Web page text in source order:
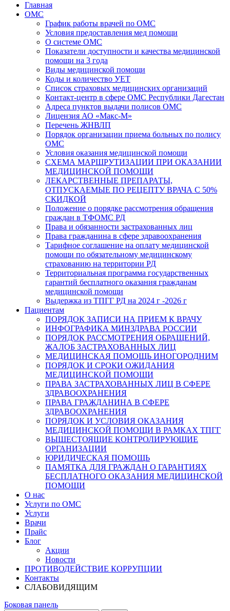
Главная
ОМС
График работы врачей по ОМС
Условия предоставления мед помощи
О системе ОМС
Показатели доступности и качества медицинской
помощи на 3 года
Виды медицинской помощи
Коды и количество УЕТ
Список страховых медицинских организаций
Контакт-центр в сфере ОМС Республики Дагестан
Адреса пунктов выдачи полисов ОМС
Лицензия АО «Макс-М»
Перечень ЖНВЛП
Порядок организации приема больных по полису
ОМС
Условия оказания медицинской помощи
СХЕМА МАРШРУТИЗАЦИИ ПРИ ОКАЗАНИИ
МЕДИЦИНСКОЙ ПОМОЩИ
ЛЕКАРСТВЕННЫЕ ПРЕПАРАТЫ,
ОТПУСКАЕМЫЕ ПО РЕЦЕПТУ ВРАЧА С 50%
СКИДКОЙ
Положение о порядке рассмотрения обращения
граждан в ТФОМС РД
Права и обязанности застрахованных лиц
Права гражданина в сфере здравоохранения
Тарифное соглашение на оплату медицинской
помощи по обязательному медицинскому
страхованию на территории РД
Территориальная программа государственных
гарантий бесплатного оказания гражданам
медицинской помощи
Выдержка из ТПГГ РД на 2024 г -2026 г
Пациентам
ПОРЯДОК ЗАПИСИ НА ПРИЕМ К ВРАЧУ
ИНФОГРАФИКА МИНЗДРАВА РОССИИ
ПОРЯДОК РАССМОТРЕНИЯ ОБРАЩЕНИЙ,
ЖАЛОБ ЗАСТРАХОВАННЫХ ЛИЦ
МЕДИЦИНСКАЯ ПОМОЩЬ ИНОГОРОДНИМ
ПОРЯДОК И СРОКИ ОЖИДАНИЯ
МЕДИЦИНСКОЙ ПОМОЩИ
ПРАВА ЗАСТРАХОВАННЫХ ЛИЦ В СФЕРЕ
ЗДРАВООХРАНЕНИЯ
ПРАВА ГРАЖДАНИНА В СФЕРЕ
ЗДРАВООХРАНЕНИЯ
ПОРЯДОК И УСЛОВИЯ ОКАЗАНИЯ
МЕДИЦИНСКОЙ ПОМОЩИ В РАМКАХ ТПГГ
ВЫШЕСТОЯЩИЕ КОНТРОЛИРУЮЩИЕ
ОРГАНИЗАЦИИ
ЮРИДИЧЕСКАЯ ПОМОЩЬ
ПАМЯТКА ДЛЯ ГРАЖДАН О ГАРАНТИЯХ
БЕСПЛАТНОГО ОКАЗАНИЯ МЕДИЦИНСКОЙ
ПОМОЩИ
О нас
Услуги по ОМС
Услуги
Врачи
Прайс
Блог
Акции
Новости
ПРОТИВОДЕЙСТВИЕ КОРРУПЦИИ
Контакты
СЛАБОВИДЯЩИМ
Боковая панель